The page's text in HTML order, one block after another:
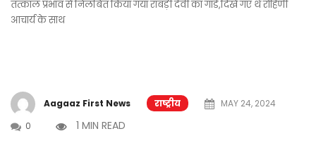
तत्काल प्रभाव से निलंबित किया गया राबड़ी देवी का गार्ड,दिखे गए थे रोहिणी
आचार्य के साथ
Aagaaz First News राष्ट्रीय
MAY 24, 2024
0
1 MIN READ